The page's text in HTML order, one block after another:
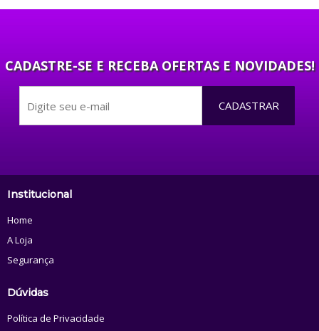
CADASTRE-SE E RECEBA OFERTAS E NOVIDADES!
CADASTRAR
Institucional
Home
A Loja
Segurança
Dúvidas
Política de Privacidade